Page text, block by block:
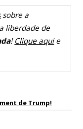
sobre a
liberdade de
!Clique aquie
de Trump!